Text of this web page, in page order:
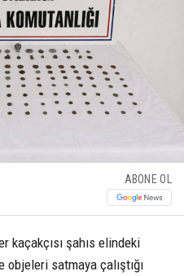
ABONE OL
kaçakçısı şahıs elindeki
satmaya çalıştığı